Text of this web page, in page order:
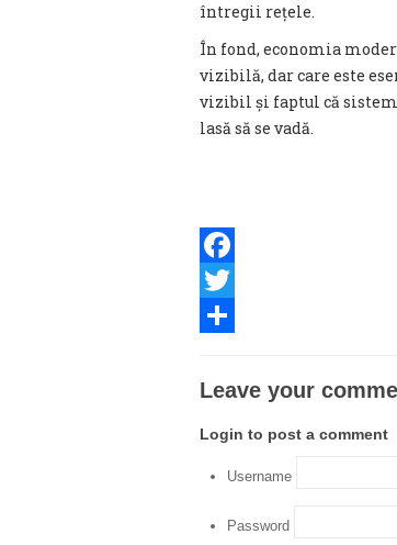
întregii rețele.
În fond, economia
vizibilă, dar care este
vizibil și faptul că
lasă să se vadă.
Facebook
Twitter
Leave your
Login to post a comment
Username
Password